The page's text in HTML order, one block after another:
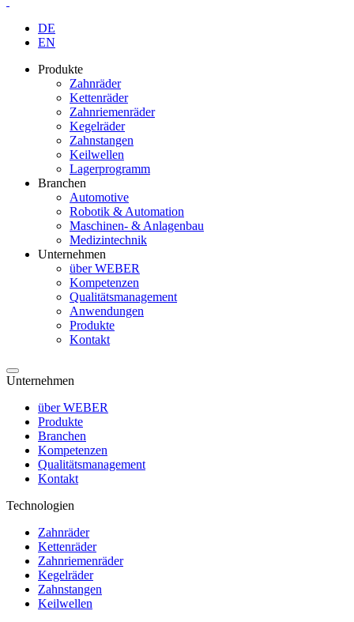
DE
EN
Produkte
Zahnräder
Kettenräder
Zahnriemenräder
Kegelräder
Zahnstangen
Keilwellen
Lagerprogramm
Branchen
Automotive
Robotik & Automation
Maschinen- & Anlagenbau
Medizintechnik
Unternehmen
über WEBER
Kompetenzen
Qualitätsmanagement
Anwendungen
Produkte
Kontakt
Unternehmen
über WEBER
Produkte
Branchen
Kompetenzen
Qualitätsmanagement
Kontakt
Technologien
Zahnräder
Kettenräder
Zahnriemenräder
Kegelräder
Zahnstangen
Keilwellen